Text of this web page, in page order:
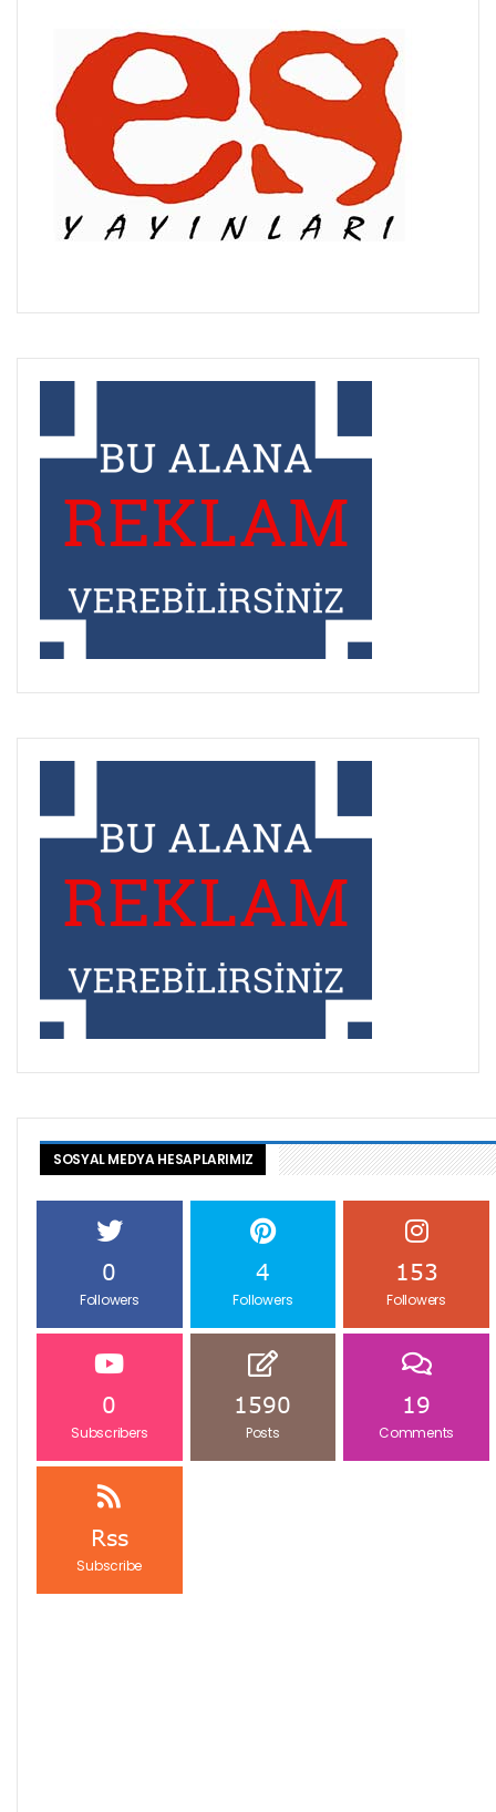
SOSYAL MEDYA HESAPLARIMIZ
0
Followers
4
Followers
153
Followers
0
Subscribers
1590
Posts
19
Comments
Rss
Subscribe